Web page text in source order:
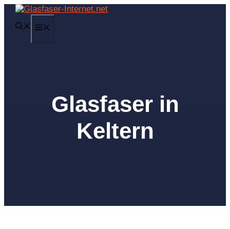
Zum
springen
Glasfaser in
Keltern